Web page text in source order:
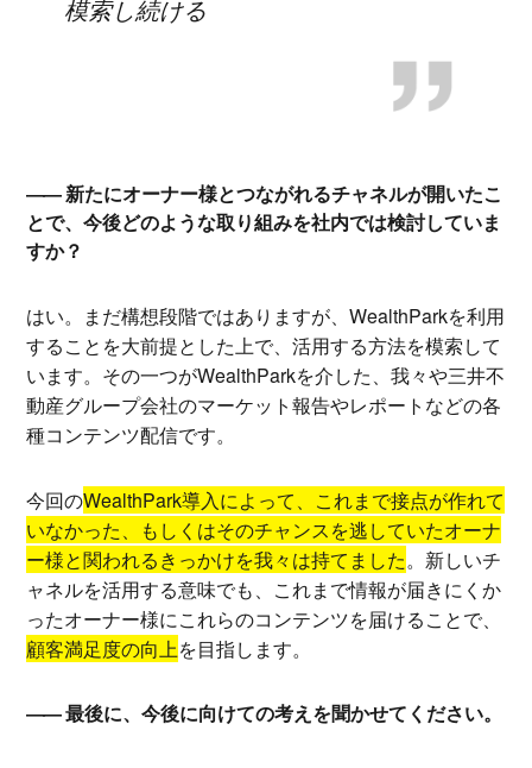
模索し続ける
新たにオーナー様とつながれるチャネルが開いたこ
とで、今後どのような取り組みを社内では検討していま
すか？
はい。まだ構想段階ではありますが、WealthParkを利用
することを大前提とした上で、活用する方法を模索して
います。その一つがWealthParkを介した、我々や三井不
動産グループ会社のマーケット報告やレポートなどの各
種コンテンツ配信です。
今回のWealthPark導入によって、これまで接点が作れて
いなかった、もしくはそのチャンスを逃していたオーナ
ー様と関われるきっかけを我々は持てました。新しいチ
ャネルを活用する意味でも、これまで情報が届きにくか
ったオーナー様にこれらのコンテンツを届けることで、
顧客満足度の向上を目指します。
最後に、今後に向けての考えを聞かせてください。